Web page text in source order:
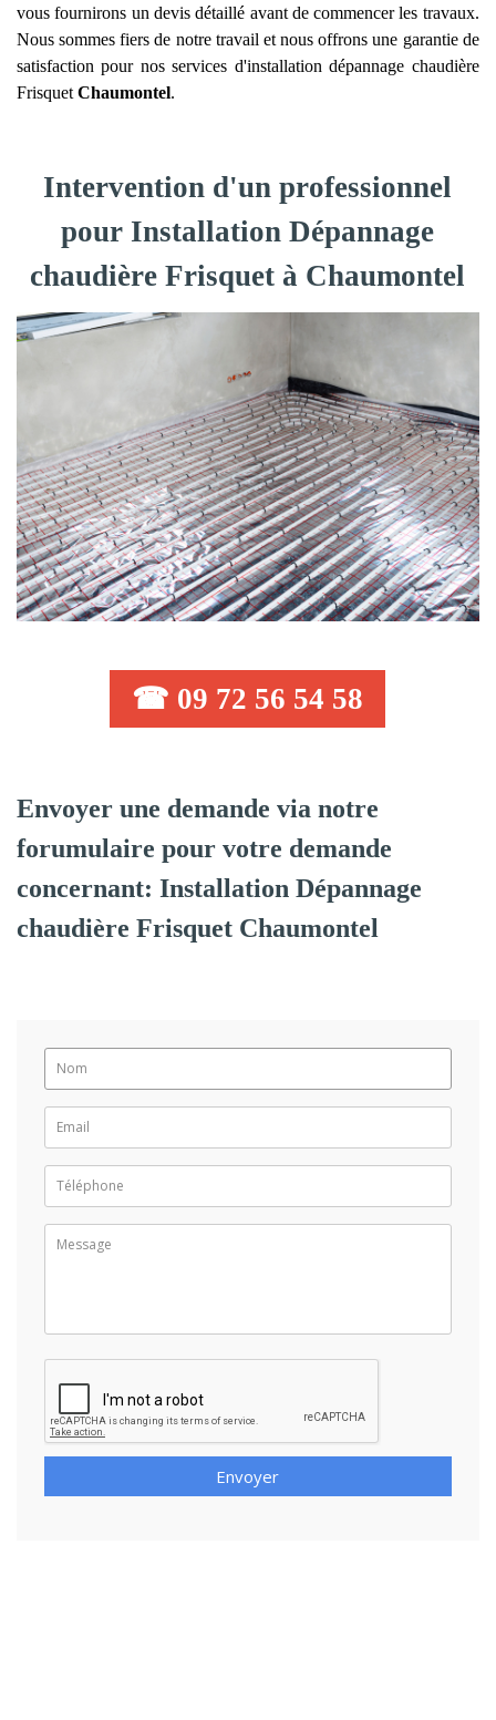
vous fournirons un devis détaillé avant de commencer les travaux.
Nous sommes fiers de notre travail et nous offrons une garantie de
satisfaction pour nos services d'installation dépannage chaudière
Frisquet Chaumontel.
Intervention d'un professionnel
pour Installation Dépannage
chaudière Frisquet à Chaumontel
☎ 09 72 56 54 58
Envoyer une demande via notre
forumulaire pour votre demande
concernant: Installation Dépannage
chaudière Frisquet Chaumontel
Envoyer